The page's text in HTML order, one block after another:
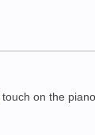
touch on the piano